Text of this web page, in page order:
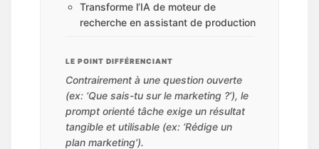
Transforme l’IA de moteur de
recherche en assistant de production
LE POINT DIFFÉRENCIANT
Contrairement à une question ouverte
(ex: ‘Que sais-tu sur le marketing ?’), le
prompt orienté tâche exige un résultat
tangible et utilisable (ex: ‘Rédige un
plan marketing’).